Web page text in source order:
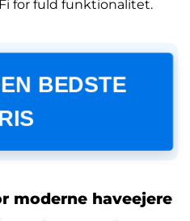
for fuld funktionalitet.
BEDSTE
moderne haveejere